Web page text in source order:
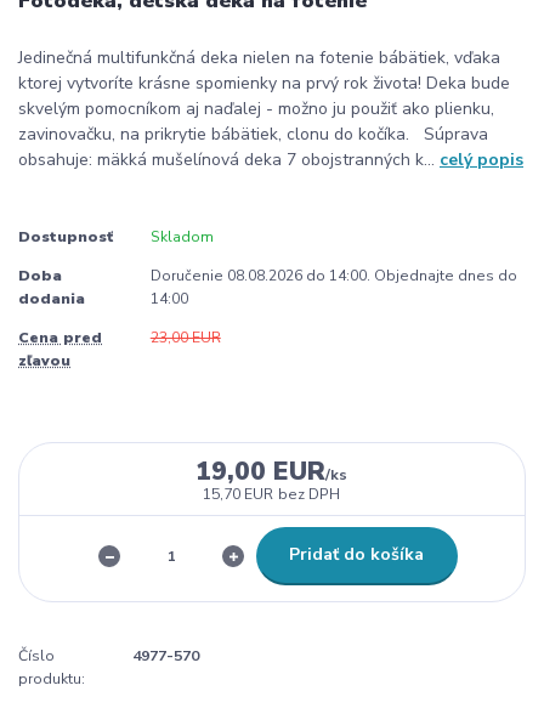
Jedinečná multifunkčná deka nielen na fotenie bábätiek, vďaka
ktorej vytvoríte krásne spomienky na prvý rok života! Deka bude
skvelým pomocníkom aj naďalej - možno ju použiť ako plienku,
zavinovačku, na prikrytie bábätiek, clonu do kočíka. Súprava
obsahuje: mäkká mušelínová deka 7 obojstranných k... celý popis
Dostupnosť Skladom
Doba
dodania
Doručenie 08.08.2026 do 14:00. Objednajte dnes do
14:00
Cena pred
zľavou
23,00 EUR
19,00 EUR/ks
15,70 EUR bez DPH
Pridať do košíka
Číslo
produktu:
4977-570